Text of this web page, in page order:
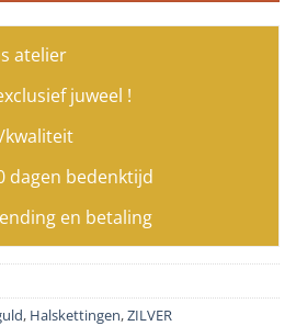
atelier
juweel !
dagen bedenktijd
en betaling
, Halskettingen,ZILVER